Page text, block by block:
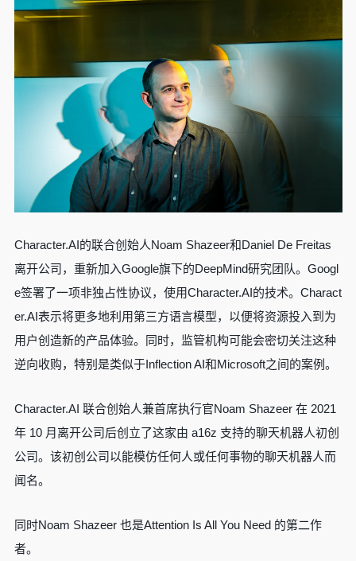
Character.AI的联合创始人Noam Shazeer和Daniel De Freitas
离开公司，重新加入Google旗下的DeepMind研究团队。Googl
e签署了一项非独占性协议，使用Character.AI的技术。Charact
er.AI表示将更多地利用第三方语言模型，以便将资源投入到为
用户创造新的产品体验。同时，监管机构可能会密切关注这种
逆向收购，特别是类似于Inflection AI和Microsoft之间的案例。
Character.AI 联合创始人兼首席执行官Noam Shazeer 在 2021
年 10 月离开公司后创立了这家由 a16z 支持的聊天机器人初创
公司。该初创公司以能模仿任何人或任何事物的聊天机器人而
闻名。
同时Noam Shazeer 也是Attention Is All You Need 的第二作
者。